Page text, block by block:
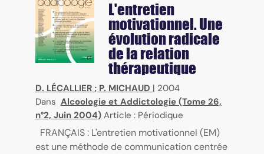
L'entretien
motivationnel. Une
évolution radicale
de la relation
thérapeutique
D. LÉCALLIER ; P. MICHAUD | 2004
Dans Alcoologie et Addictologie (Tome 26,
n°2, Juin 2004) Article : Périodique
FRANÇAIS : L'entretien motivationnel (EM)
est une méthode de communication centrée